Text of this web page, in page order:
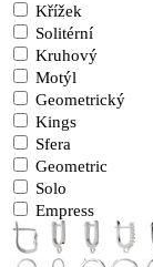
Křížek
Solitérní
Kruhový
Motýl
Geometrický
Kings
Sfera
Geometric
Solo
Empress